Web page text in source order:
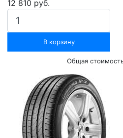
12 810 руб.
В корзину
Общая